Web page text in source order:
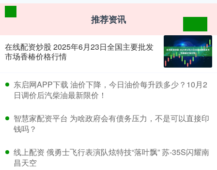
推荐资讯
在线配资炒股 2025年6月23日全国主要批发
市场香椿价格行情
​东启网APP下载 油价下降，今日油价每升跌多少？10月2
日调价后汽柴油最新限价！
​智慧家配资平台 为啥政府会有债务压力，不是可以直接印
钱吗？
​线上配资 俄勇士飞行表演队炫特技“落叶飘” 苏-35S闪耀南
昌天空